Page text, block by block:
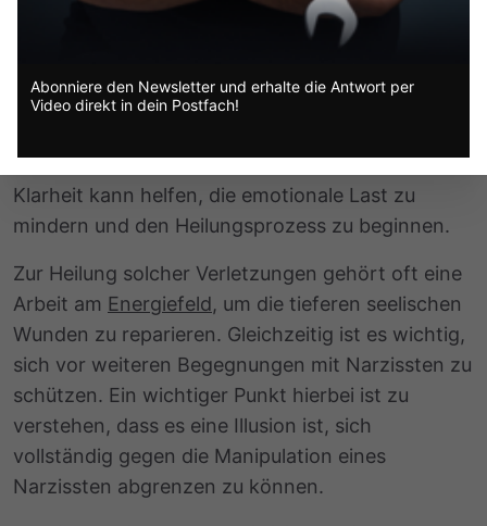
Ein zentraler Schritt zur Heilung ist die
Erkenntnis, dass diese Verletzungen nicht die
Narzissten haben nichts mit der betroffenen
Verhaltensmusters des Narzissten selbst. Diese
Klarheit kann helfen, die emotionale Last zu
mindern und den Heilungsprozess zu beginnen.
Zur Heilung solcher Verletzungen gehört oft eine
Arbeit am Energiefeld, um die tieferen seelischen
Wunden zu reparieren. Gleichzeitig ist es wichtig,
sich vor weiteren Begegnungen mit Narzissten zu
schützen. Ein wichtiger Punkt hierbei ist zu
verstehen, dass es eine Illusion ist, sich
vollständig gegen die Manipulation eines
Narzissten abgrenzen zu können.
Abonniere den Newsletter und erhalte die Antwort per
Video direkt in dein Postfach!